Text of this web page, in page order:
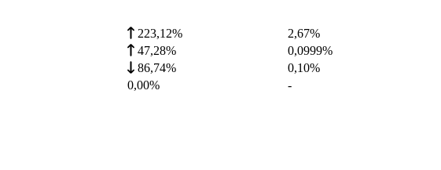
223,12% 2,67%
47,28% 0,0999%
86,74% 0,10%
0,00% -